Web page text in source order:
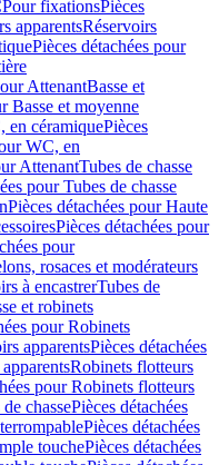
Pour fixationsPièces
apparentsRéservoirs
Pièces détachées pour
AttenantBasse et
Basse et moyenne
en céramiquePièces
WC, en
AttenantTubes de chasse
pour Tubes de chasse
Pièces détachées pour Haute
Pièces détachées pour
pour
rosaces et modérateurs
à encastrerTubes de
et robinets
pour Robinets
apparentsPièces détachées
Robinets flotteurs
pour Robinets flotteurs
chassePièces détachées
Pièces détachées
touchePièces détachées